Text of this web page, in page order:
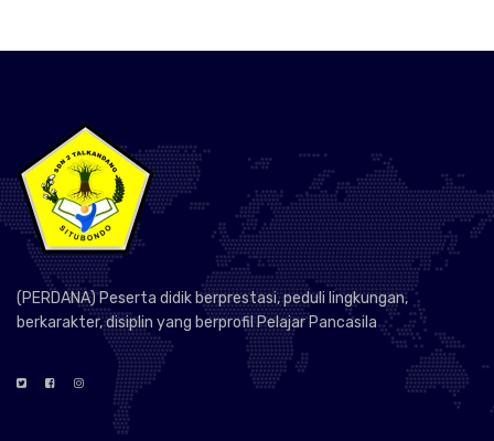
(PERDANA) Peserta didik berprestasi, peduli lingkungan,
berkarakter, disiplin yang berprofil Pelajar Pancasila